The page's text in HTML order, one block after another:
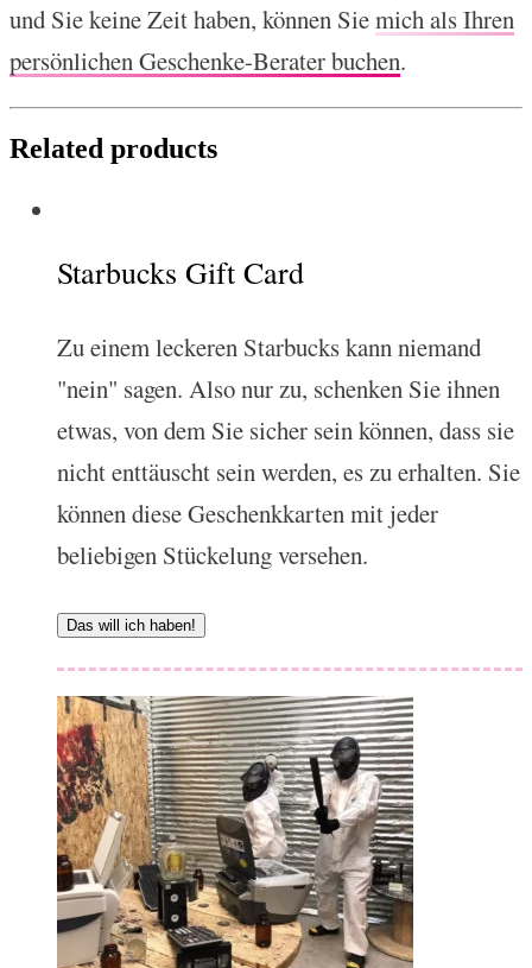
und Sie keine Zeit haben, können Siemich als Ihren
persönlichen Geschenke-Berater buchen.
Related products
Starbucks Gift Card
Zu einem leckeren Starbucks kann niemand
"nein" sagen. Also nur zu, schenken Sie ihnen
etwas, von dem Sie sicher sein können, dass sie
nicht enttäuscht sein werden, es zu erhalten. Sie
können diese Geschenkkarten mit jeder
beliebigen Stückelung versehen.
Das will ich haben!